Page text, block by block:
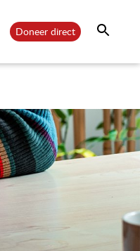
Doneer direct